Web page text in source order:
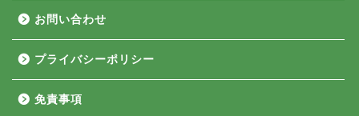
お問い合わせ
プライバシーポリシー
免責事項